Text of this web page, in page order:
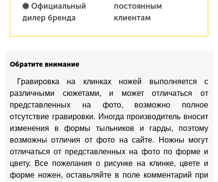
Официальный
дилер бренда
постоянным
клиентам
Обратите внимание
Гравировка на клинках ножей выполняется с
различными сюжетами, и может отличаться от
представленных на фото, возможно полное
отсутствие гравировки. Иногда производитель вносит
изменения в формы тыльников и гарды, поэтому
возможны отличия от фото на сайте. Ножны могут
отличаться от представленных на фото по форме и
цвету. Все пожелания о рисунке на клинке, цвете и
форме ножен, оставьляйте в поле комментарий при